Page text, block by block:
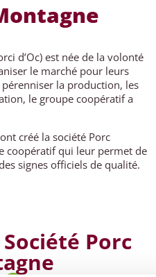
d’Oc) est née de la volonté
le marché pour leurs
la production, les
le groupe coopératif a
créé la société Porc
coopératif qui leur permet de
signes officiels de qualité.
Porc